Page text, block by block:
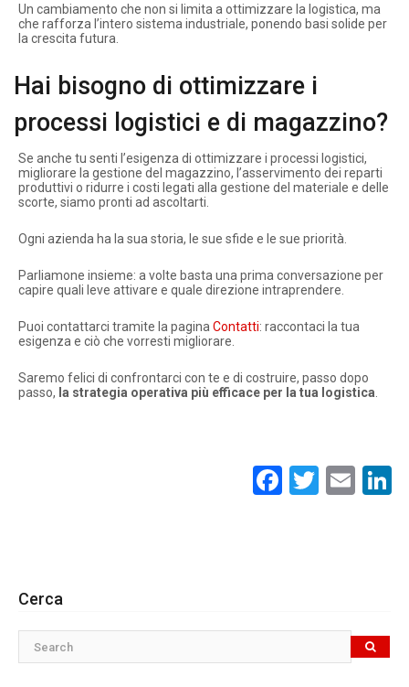
Un cambiamento che non si limita a ottimizzare la logistica, ma
che rafforza l’intero sistema industriale, ponendo basi solide per
la crescita futura.
Hai bisogno di ottimizzare i
processi logistici e di magazzino?
Se anche tu senti l’esigenza di ottimizzare i processi logistici,
migliorare la gestione del magazzino, l’asservimento dei reparti
produttivi o ridurre i costi legati alla gestione del materiale e delle
scorte, siamo pronti ad ascoltarti.
Ogni azienda ha la sua storia, le sue sfide e le sue priorità.
Parliamone insieme: a volte basta una prima conversazione per
capire quali leve attivare e quale direzione intraprendere.
Puoi contattarci tramite la pagina Contatti: raccontaci la tua
esigenza e ciò che vorresti migliorare.
Saremo felici di confrontarci con te e di costruire, passo dopo
passo, la strategia operativa più efficace per la tua logistica
Facebook
Cerca